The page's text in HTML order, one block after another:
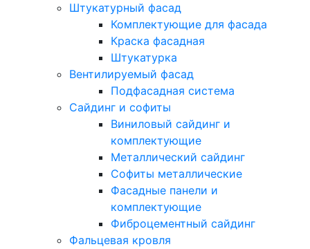
Штукатурный фасад
Комплектующие для фасада
Краска фасадная
Штукатурка
Вентилируемый фасад
Подфасадная система
Сайдинг и софиты
Виниловый сайдинг и
комплектующие
Металлический сайдинг
Софиты металлические
Фасадные панели и
комплектующие
Фиброцементный сайдинг
Фальцевая кровля